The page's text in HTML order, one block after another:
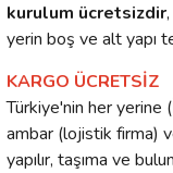
kurulum ücretsizdir
yerin boş ve alt yapı
KARGO ÜCRETSİZ
Türkiye'nin her yerine
ambar (lojistik firma)
yapılır, taşıma ve